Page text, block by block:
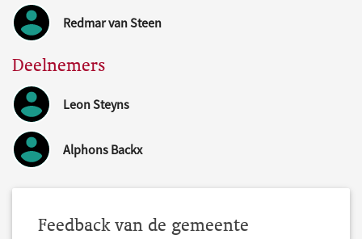
Redmar van Steen
Deelnemers
Leon Steyns
Alphons Backx
Feedback van de gemeente